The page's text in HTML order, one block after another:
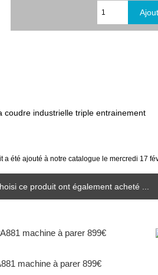
coudre industrielle triple entrainement
a été ajouté à notre catalogue le mercredi 17
ce produit ont également acheté ...
machine à parer 899€